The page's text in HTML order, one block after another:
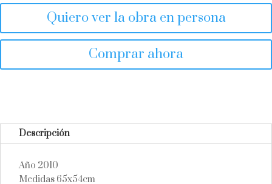
Quiero ver la obra en persona
Comprar ahora
Descripción
Año 2010
Medidas 65x54cm